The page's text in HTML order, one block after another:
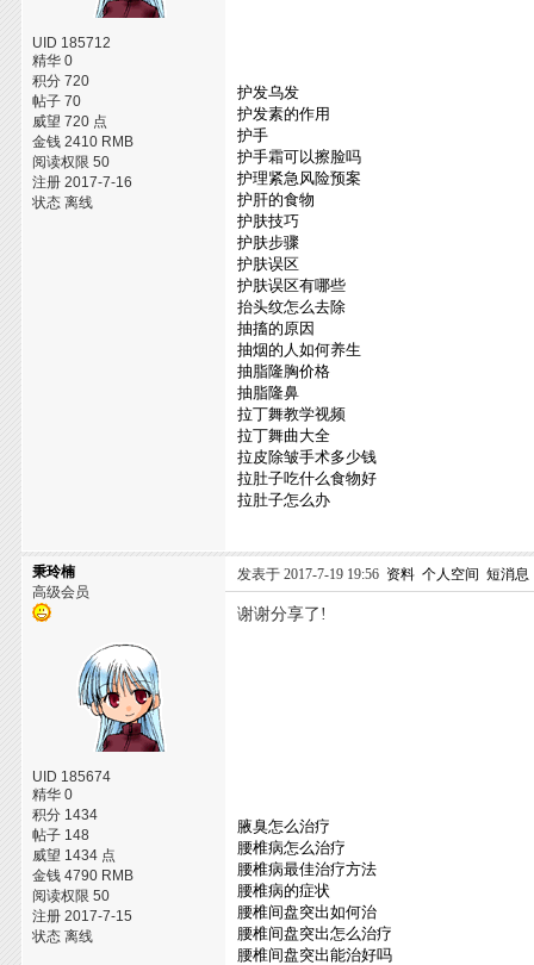
UID 185712
精华 0
积分 720
帖子 70
威望 720 点
金钱 2410 RMB
阅读权限 50
注册 2017-7-16
状态 离线
护发乌发
护发素的作用
护手
护手霜可以擦脸吗
护理紧急风险预案
护肝的食物
护肤技巧
护肤步骤
护肤误区
护肤误区有哪些
抬头纹怎么去除
抽搐的原因
抽烟的人如何养生
抽脂隆胸价格
抽脂隆鼻
拉丁舞教学视频
拉丁舞曲大全
拉皮除皱手术多少钱
拉肚子吃什么食物好
拉肚子怎么办
秉玲楠
高级会员
UID 185674
精华 0
积分 1434
帖子 148
威望 1434 点
金钱 4790 RMB
阅读权限 50
注册 2017-7-15
状态 离线
发表于 2017-7-19 19:56 资料 个人空间 短消息
谢谢分享了!
腋臭怎么治疗
腰椎病怎么治疗
腰椎病最佳治疗方法
腰椎病的症状
腰椎间盘突出如何治
腰椎间盘突出怎么治疗
腰椎间盘突出能治好吗